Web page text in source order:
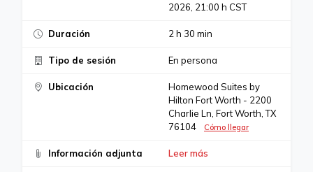
2026, 21:00 h CST
Duración 2 h 30 min
Tipo de sesión En persona
Ubicación
Homewood Suites by
Hilton Fort Worth - 2200
Charlie Ln, Fort Worth, TX
76104
Cómo llegar
Información adjunta Leer más